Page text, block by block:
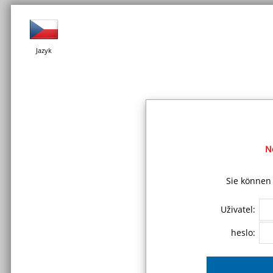
Jazyk
Sie
Uživatel:
heslo: